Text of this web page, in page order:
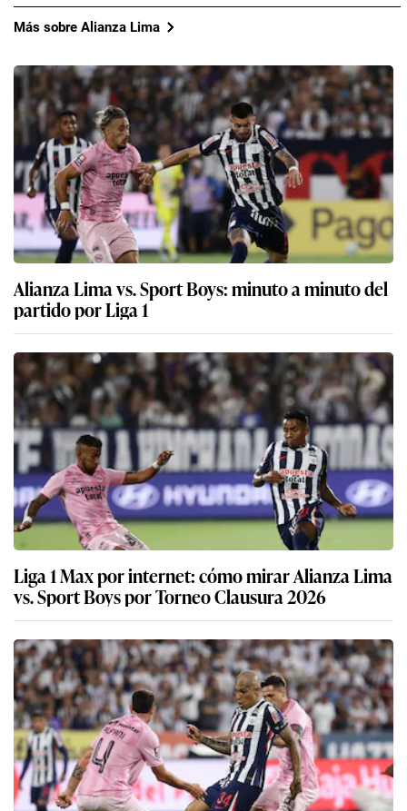
Más sobre Alianza Lima
Alianza Lima vs. Sport Boys: minuto a minuto del
partido por Liga 1
Liga 1 Max por internet: cómo mirar Alianza Lima
vs. Sport Boys por Torneo Clausura 2026